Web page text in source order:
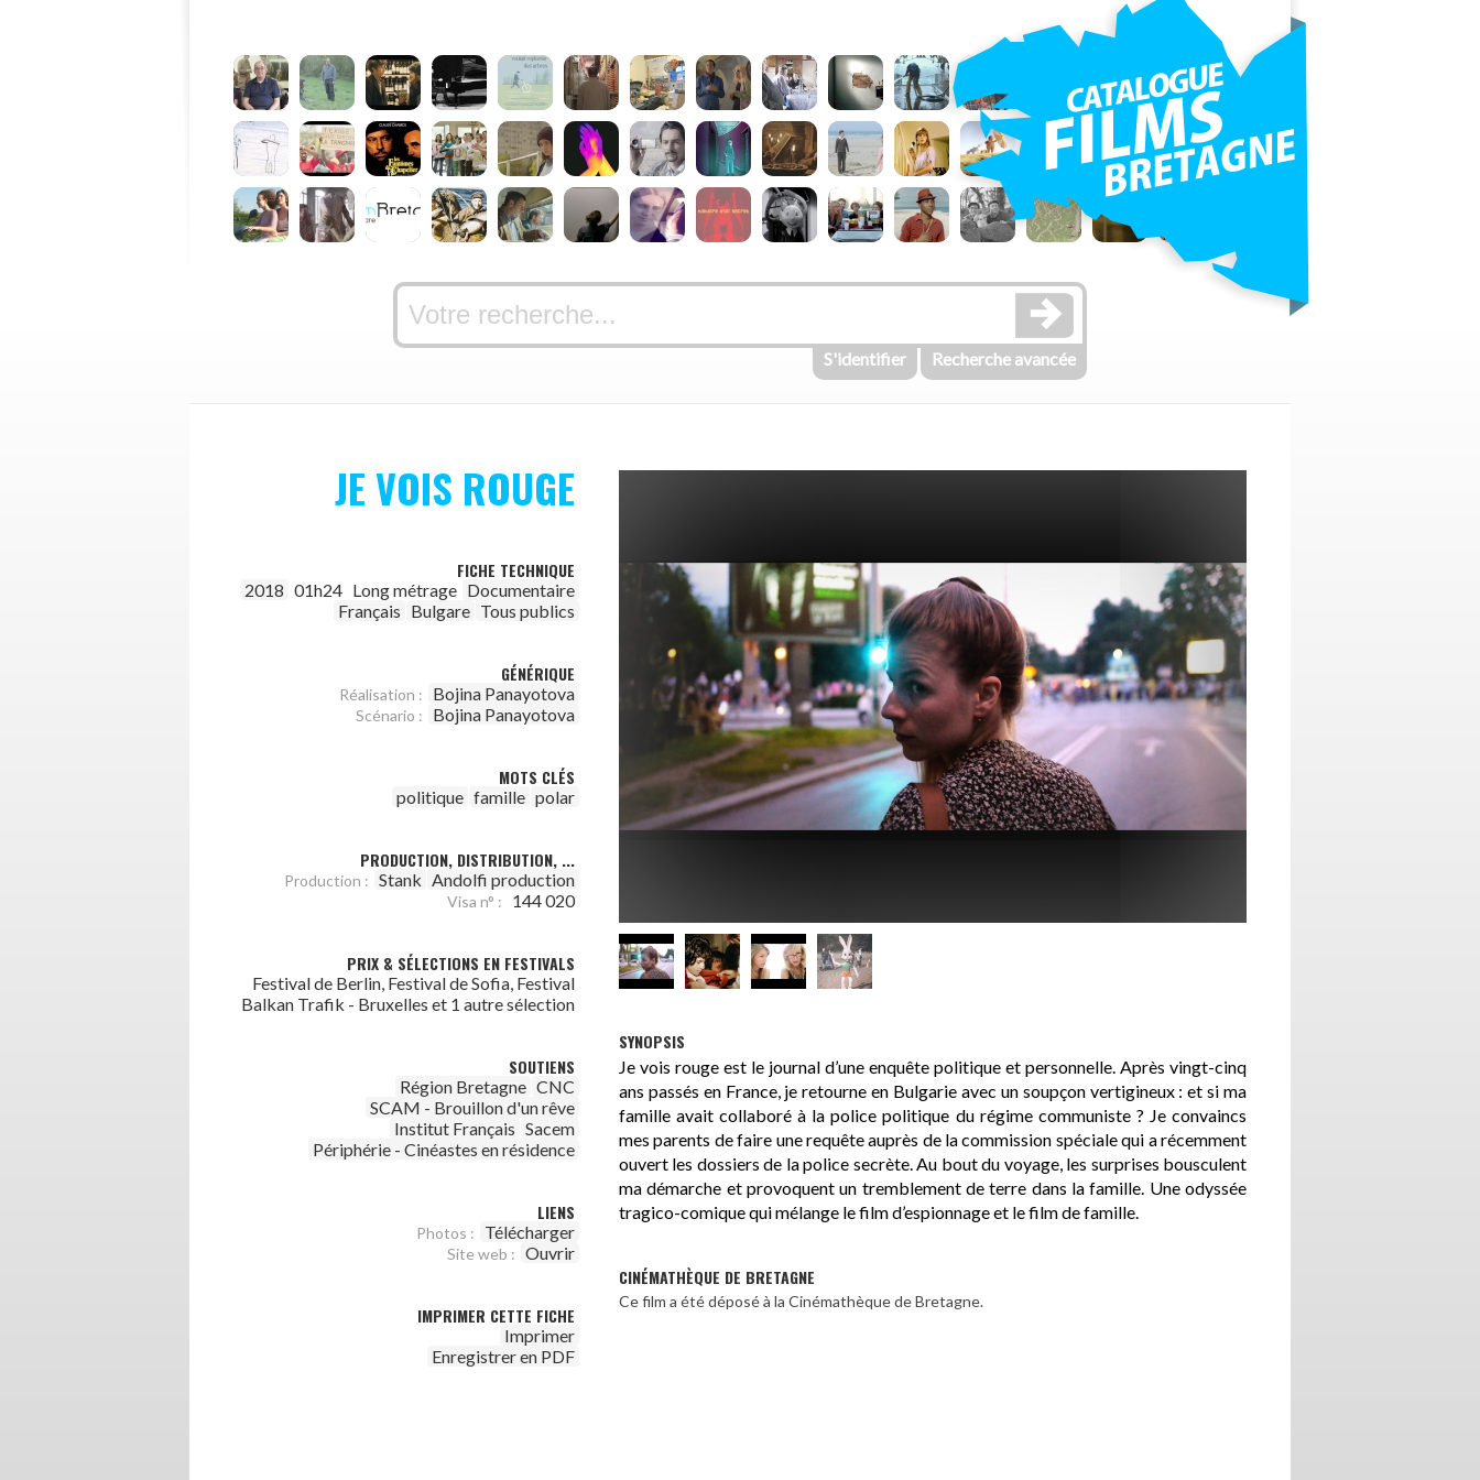
S'identifier Recherche avancée
JE VOIS ROUGE
FICHE TECHNIQUE
2018 01h24 Long métrage Documentaire
Français Bulgare Tous publics
GÉNÉRIQUE
Réalisation : Bojina Panayotova
Scénario : Bojina Panayotova
MOTS CLÉS
politique famille polar
PRODUCTION, DISTRIBUTION, ...
Production : Stank Andolfi production
Visa n° : 144 020
PRIX & SÉLECTIONS EN FESTIVALS
Festival de Berlin, Festival de Sofia, Festival
Balkan Trafik - Bruxelles et 1 autre sélection
SOUTIENS
Région Bretagne CNC
SCAM - Brouillon d'un rêve
Institut Français Sacem
Périphérie - Cinéastes en résidence
LIENS
Photos : Télécharger
Site web : Ouvrir
IMPRIMER CETTE FICHE
Imprimer
Enregistrer en PDF
SYNOPSIS
Je vois rouge est le journal d’une enquête politique et personnelle. Après vingt-cinq
ans passés en France, je retourne en Bulgarie avec un soupçon vertigineux : et si ma
famille avait collaboré à la police politique du régime communiste ? Je convaincs
mes parents de faire une requête auprès de la commission spéciale qui a récemment
ouvert les dossiers de la police secrète. Au bout du voyage, les surprises bousculent
ma démarche et provoquent un tremblement de terre dans la famille. Une odyssée
tragico-comique qui mélange le film d’espionnage et le film de famille.
CINÉMATHÈQUE DE BRETAGNE
Ce film a été déposé à la Cinémathèque de Bretagne.